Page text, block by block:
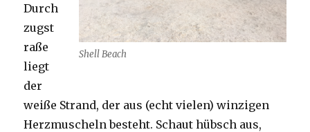
Shell Beach
Durch
zugst
raße
liegt
der
weiße Strand, der aus (echt vielen) winzigen
Herzmuscheln besteht. Schaut hübsch aus,